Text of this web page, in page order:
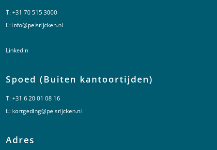
T:+31 70 515 3000
E: info@pelsrijcken.nl
Linkedin
Spoed (Buiten kantoortijden)
T:+31 6 20 01 08 16
E: kortgeding@pelsrijcken.nl
Adres